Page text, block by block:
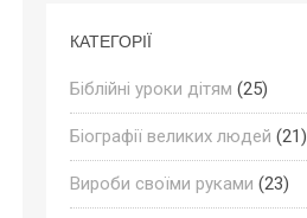
КАТЕГОРІЇ
Біблійні уроки дітям (25)
Біографії великих людей (21)
Вироби своїми руками (23)